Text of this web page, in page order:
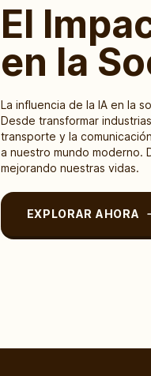
El
en la
La influencia de la IA en la
Desde transformar
transporte y la
a nuestro mundo moderno.
mejorando nuestras vidas.
EXPLORAR AHORA